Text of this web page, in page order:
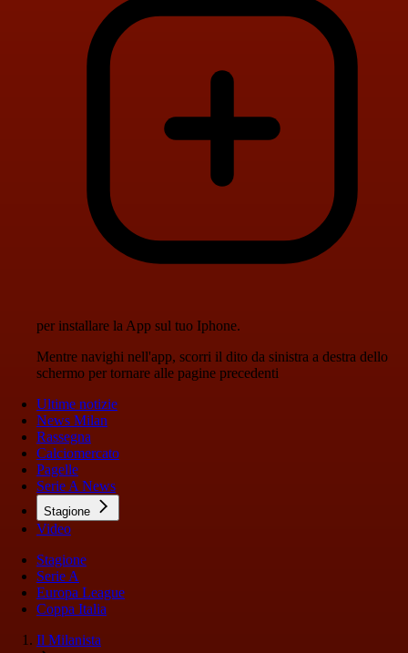
per installare la App sul tuo Iphone.
Mentre navighi nell'app, scorri il dito da sinistra a destra dello
schermo per tornare alle pagine precedenti
Ultime notizie
News Milan
Rassegna
Calciomercato
Pagelle
Serie A News
Stagione
Video
Stagione
Serie A
Europa League
Coppa Italia
Il Milanista